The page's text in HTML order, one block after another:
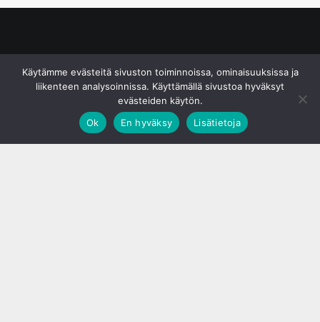
Käytämme evästeitä sivuston toiminnoissa, ominaisuuksissa ja
liikenteen analysoinnissa. Käyttämällä sivustoa hyväksyt
evästeiden käytön.
Ok
En hyväksy Lisätietoja